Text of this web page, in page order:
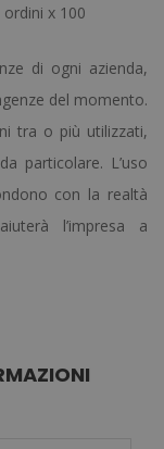
x 100
di ogni azienda,
del momento.
tra o più utilizzati,
particolare. L’uso
con la realtà
l’impresa a